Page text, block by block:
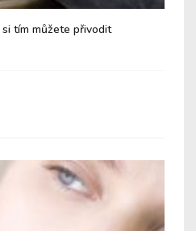
tím můžete přivodit